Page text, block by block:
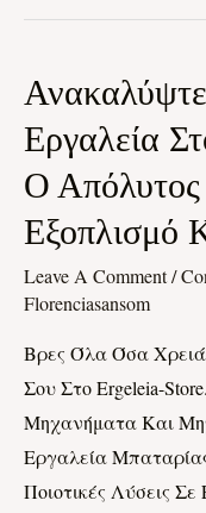
Εργαλεία
Ο Απόλυτος
Εξοπλισμό
Leave A Comment/
Florenciasansom
Βρες Όλα Όσα
Σου Στο Ergeleia-
Μηχανήματα Και
Εργαλεία
Ποιοτικές Λύσεις
Ανακαλύψτε
Καλύτερα
Εργαλεία
Στο
Ergeleia-
Store.gr:
Απόλυτος
Προορισμός
Για
Εξοπλισμό
Και